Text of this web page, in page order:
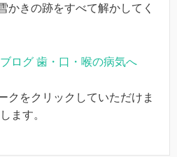
かきの跡をすべて解かしてく
クをクリックしていただけま
ます。